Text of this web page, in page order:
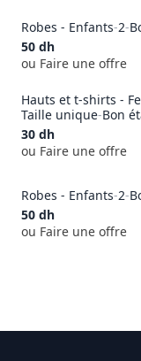
Robes - Enfants-2-
50 dh
ou Faire une offre
Hauts et t-shirts -
Taille unique-Bon
30 dh
ou Faire une offre
Robes - Enfants-2-
50 dh
ou Faire une offre